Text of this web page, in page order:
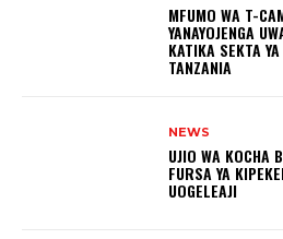
MFUMO WA T-
YANAYOJENGA
KATIKA SEKTA
TANZANIA
NEWS
UJIO WA KOCHA
FURSA YA
UOGELEAJI